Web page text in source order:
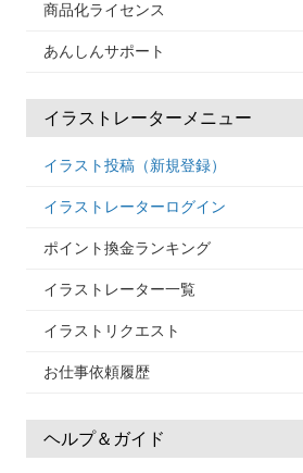
商品化ライセンス
あんしんサポート
イラストレーターメニュー
イラスト投稿（新規登録）
イラストレーターログイン
ポイント換金ランキング
イラストレーター一覧
イラストリクエスト
お仕事依頼履歴
ヘルプ＆ガイド